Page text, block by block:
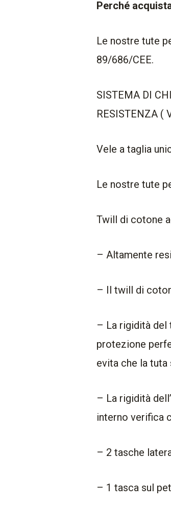
Perché
Le nostre tute
89/686/CEE.
SISTEMA DI
RESISTENZA (
Vele a taglia
Le nostre tute
Twill di cotone
– Altamente
– Il twill di
– La rigidità del
protezione
evita che la tuta
– La rigidità
interno verifica
– 2 tasche
– 1 tasca sul